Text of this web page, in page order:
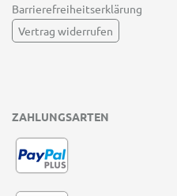
Barrierefreiheitserklärung
Vertrag widerrufen
ZAHLUNGSARTEN